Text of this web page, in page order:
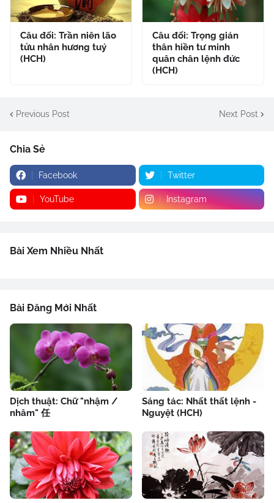
Câu đối: Trần niên lão
tửu nhân hương tuý
(HCH)
Câu đối: Trọng gián
thân hiền tư minh
quân chân lệnh đức
(HCH)
Previous Post Next Post
Chia Sẻ
Facebook Twitter
YouTube Instagram
Bài Xem Nhiều Nhất
Bài Đăng Mới Nhất
Dịch thuật: Chữ "nhậm /
nhâm" 任
Sáng tác: Nhất thất lệnh -
Nguyệt (HCH)